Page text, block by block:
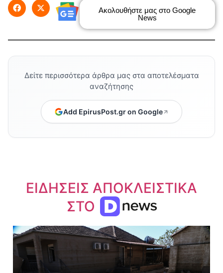
Ακολουθήστε μας στο Google
News
Δείτε περισσότερα άρθρα μας στα αποτελέσματα
αναζήτησης
Add EpirusPost.gr on Google
ΕΙΔΗΣΕΙΣ ΑΠΟΚΛΕΙΣΤΙΚΑ
ΣΤΟ